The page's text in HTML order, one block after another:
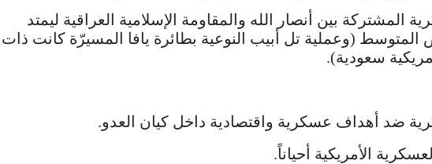
المشتركة بين أنصار الله والمقاومة الإسلامية العراقية ليمتد
المتوسط (وعملية تل أبيب النوعية بطائرة يافا المسيرّة كانت ذات
سعودية).
ضد أهداف عسكرية واقتصادية داخل كيان العدو.
الأمريكية أحياناً.